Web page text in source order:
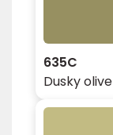
635C
Dusky olive